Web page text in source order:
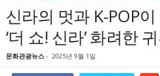
신라의 멋과 K-POP
‘더 쇼! 신라’ 화려한
문화관광뉴스 - 2025년 9월 1일